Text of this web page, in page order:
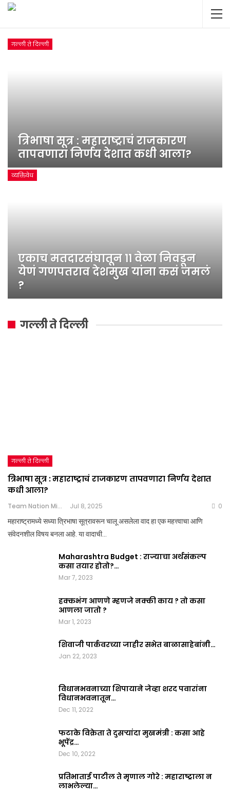
गल्ली ते दिल्ली
त्रिभाषा सूत्र : महाराष्ट्राचं राजकारण
तापवणारा निर्णय देशात कधी आला?
व्यक्तिवेध
एकाच मतदारसंघातून ११ वेळा निवडून
येणं गणपतराव देशमुख यांना कसं जमलं
?
गल्ली ते दिल्ली
गल्ली ते दिल्ली
त्रिभाषा सूत्र : महाराष्ट्राचं राजकारण तापवणारा निर्णय देशात
कधी आला?
Team Nation Mic Jul 8, 2025 0
महाराष्ट्रामध्ये सध्या त्रिभाषा सूत्रावरून चालू असलेला वाद हा एक महत्त्वाचा आणि
संवेदनशील विषय बनला आहे. या वादाची…
Maharashtra Budget : राज्याचा अर्थसंकल्प
कसा तयार होतो?…
Mar 7, 2023
हक्कभंग आणणे म्हणजे नक्की काय ? तो कसा
आणला जातो ?
Mar 1, 2023
शिवाजी पार्कवरच्या जाहीर सभेत बाळासाहेबांनी…
Jan 22, 2023
विधानभवनाच्या शिपायाने जेव्हा शरद पवारांना
विधानभवनातून…
Dec 11, 2022
फटाके विक्रेता ते दुसऱ्यांदा मुखमंत्री : कसा आहे
भूपेंद्र…
Dec 10, 2022
प्रतिभाताई पाटील ते मृणाल गोरे : महाराष्ट्राला न
लाभलेल्या…